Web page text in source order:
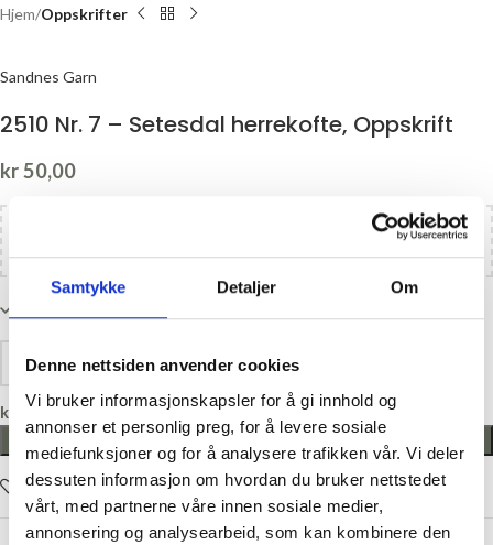
Samtykke Detaljer Om
Denne nettsiden anvender cookies
Vi bruker informasjonskapsler for å gi innhold og
annonser et personlig preg, for å levere sosiale
mediefunksjoner og for å analysere trafikken vår. Vi deler
dessuten informasjon om hvordan du bruker nettstedet
vårt, med partnerne våre innen sosiale medier,
annonsering og analysearbeid, som kan kombinere den
Hjem Oppskrifter
Sandnes Garn
2510 Nr. 7 – Setesdal herrekofte, Oppskrift
kr50,00
kr 0,00
LEGG I HANDLEKURV
Legg i ønskelisten